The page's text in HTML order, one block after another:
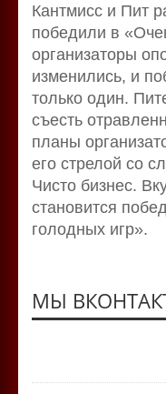
Кантмисс и Пит
победили в
организаторы
изменились, и
только один.
съесть
планы
его стрелой со
Чисто бизнес.
становится
голодных игр».
МЫ